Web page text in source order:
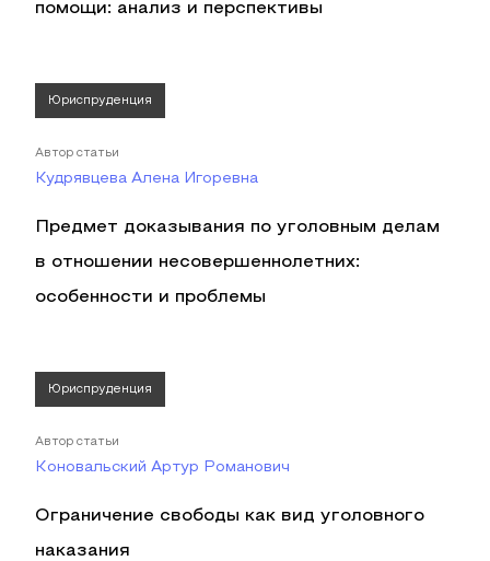
помощи: анализ и перспективы
Юриспруденция
Автор статьи
Кудрявцева Алена Игоревна
Предмет доказывания по уголовным делам
в отношении несовершеннолетних:
особенности и проблемы
Юриспруденция
Автор статьи
Коновальский Артур Романович
Ограничение свободы как вид уголовного
наказания